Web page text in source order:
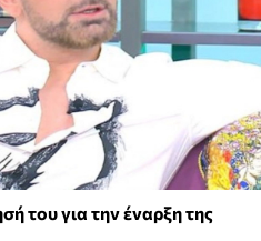
του για την έναρξη της